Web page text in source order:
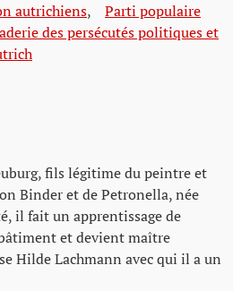
autrichiens, Parti populaire
des persécutés politiques et
fils légitime du peintre et
Binder et de Petronella, née
il fait un apprentissage de
et devient maître
Hilde Lachmann avec qui il a un